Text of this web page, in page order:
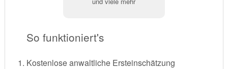
So funktioniert's
Kostenlose anwaltliche Ersteinschätzung